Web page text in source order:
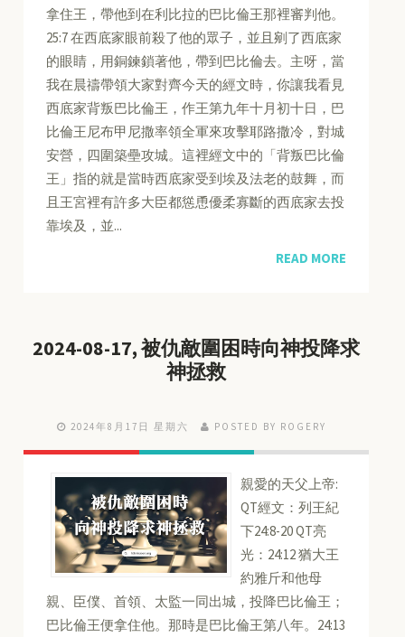
拿住王，帶他到在利比拉的巴比倫王那裡審判他。
25:7 在西底家眼前殺了他的眾子，並且剜了西底家
的眼睛，用銅鍊鎖著他，帶到巴比倫去。主呀，當
我在晨禱帶領大家對齊今天的經文時，你讓我看見
西底家背叛巴比倫王，作王第九年十月初十日，巴
比倫王尼布甲尼撒率領全軍來攻擊耶路撒冷，對城
安營，四圍築壘攻城。這裡經文中的「背叛巴比倫
王」指的就是當時西底家受到埃及法老的鼓舞，而
且王宮裡有許多大臣都慫恿優柔寡斷的西底家去投
靠埃及，並...
READ MORE
2024-08-17, 被仇敵圍困時向神投降求
神拯救
2024年8月17日 星期六 POSTED BY ROGERY
親愛的天父上帝:
QT經文：列王紀
下24:8-20 QT亮
光：24:12 猶大王
約雅斤和他母
親、臣僕、首領、太監一同出城，投降巴比倫王；
巴比倫王便拿住他。那時是巴比倫王第八年。24:13